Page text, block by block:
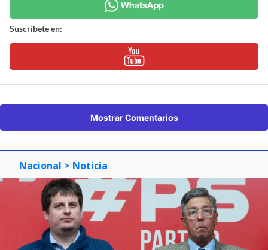
Suscríbete en:
Mostrar Comentarios
Nacional > Noticia